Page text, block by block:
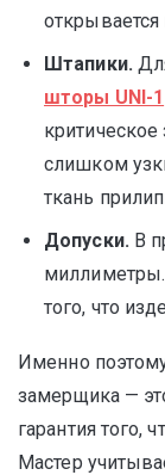
Штапики.
шторы UNI-1
слишком
ткань
Допуски.В
того, что
Именно
замерщика —
гарантия того,
Мастер